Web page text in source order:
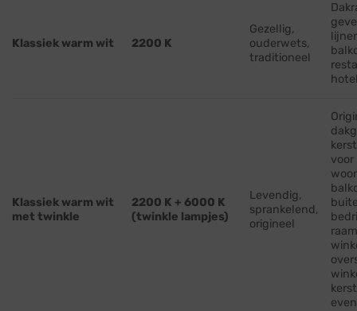
Klassiek warm wit 2200 K
Gezellig,
ouderwets,
traditioneel
Klassiek warm wit
met twinkle
2200 K + 6000 K
(twinkle lampjes)
Levendig,
sprankelend,
origineel
voor